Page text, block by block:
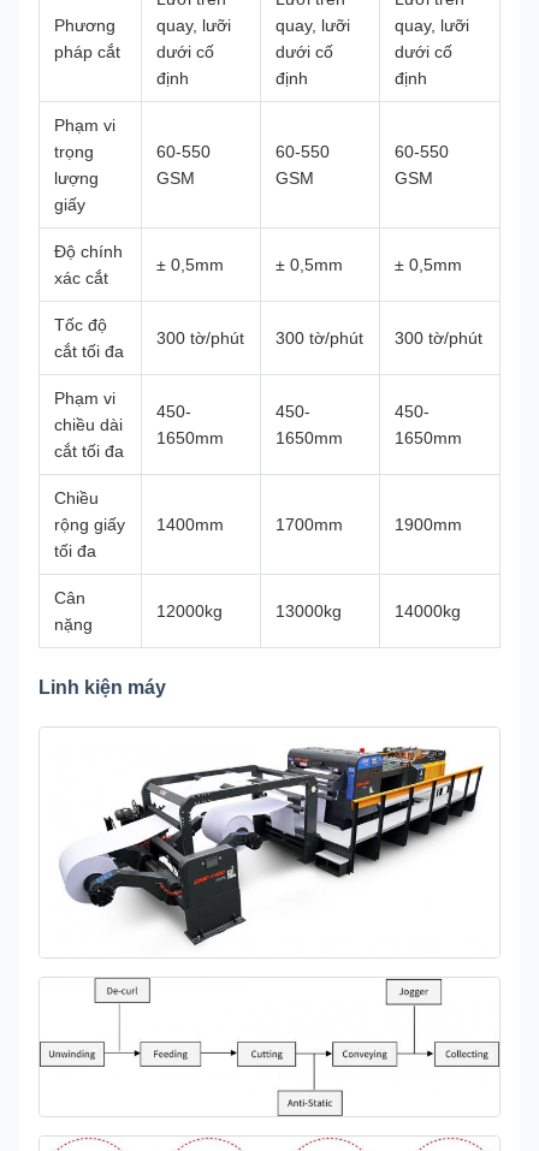
Phương
pháp cắt
quay, lưỡi
dưới cố
định
quay, lưỡi
dưới cố
định
quay, lưỡi
dưới cố
định
Phạm vi
trọng
lượng
giấy
60-550
GSM
60-550
GSM
60-550
GSM
Độ chính
xác cắt
± 0,5mm ± 0,5mm ± 0,5mm
Tốc độ
cắt tối đa
300 tờ/phút 300 tờ/phút 300 tờ/phút
Phạm vi
chiều dài
cắt tối đa
450-
1650mm
450-
1650mm
450-
1650mm
Chiều
rộng giấy
tối đa
1400mm 1700mm 1900mm
Cân
nặng
12000kg 13000kg 14000kg
Linh kiện máy